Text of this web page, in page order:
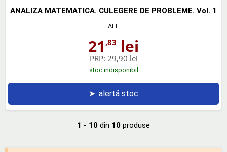
ANALIZA MATEMATICA. CULEGERE DE PROBLEME. Vol. 1
ALL
21 ,83 lei
PRP: 29,90 lei
stoc indisponibil
➤ alertă stoc
1 - 10 din 10 produse